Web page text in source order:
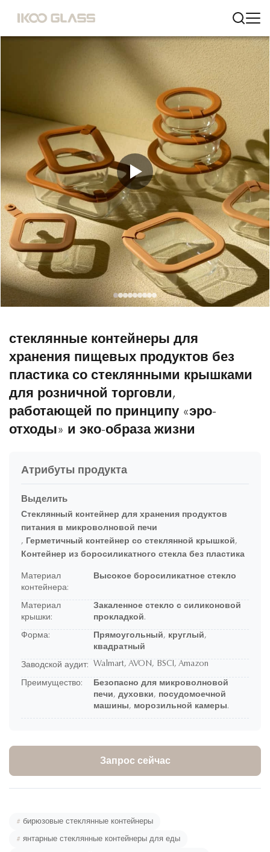
стеклянные контейнеры для
хранения пищевых продуктов без
пластика со стеклянными крышками
для розничной торговли,
работающей по принципу «эро-
отходы» и эко-образа жизни
Атрибуты продукта
Выделить
Стеклянный контейнер для хранения продуктов
питания в микроволновой печи
, Герметичный контейнер со стеклянной крышкой,
Контейнер из боросиликатного стекла без пластика
Материал
контейнера:
Высокое боросиликатное стекло
Материал
крышки:
Закаленное стекло с силиконовой
прокладкой.
Форма:
Прямоугольный, круглый,
квадратный
Заводской аудит: Walmart, AVON, BSCI, Amazon
Преимущество:
Безопасно для микроволновой
печи, духовки, посудомоечной
машины, морозильной камеры.
Запрос сейчас
# бирюзовые стеклянные контейнеры
# янтарные стеклянные контейнеры для еды